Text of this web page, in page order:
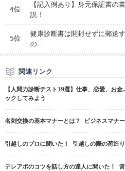
4位
【記入例あり】身元保証書の
説！
5位
健康診断書は開封せずに郵送
の...
関連リンク
【人間力診断テスト19選】仕事、恋愛、お
ックしてみよう
名刺交換の基本マナーとは？ ビジネスマナ
引越しのプロに聞いた！ 引越しの際の荷造
テレアポのコツを話し方の達人に聞いた！